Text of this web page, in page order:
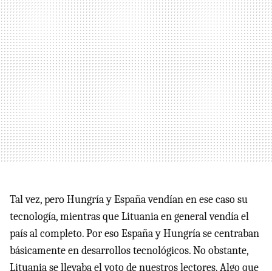
Tal vez, pero Hungría y España vendían en ese caso su
tecnología, mientras que Lituania en general vendía el
país al completo. Por eso España y Hungría se centraban
básicamente en desarrollos tecnológicos. No obstante,
Lituania se llevaba el voto de nuestros lectores. Algo que